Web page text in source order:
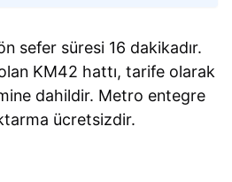
sefer süresi 16 dakikadır.
KM42 hattı, tarife olarak
dahildir. Metro entegre
ücretsizdir.